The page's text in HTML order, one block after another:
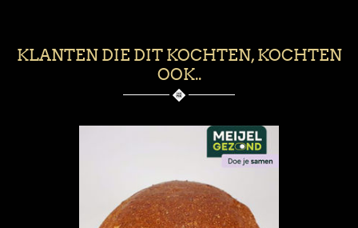
KLANTEN DIE DIT KOCHTEN, KOCHTEN
OOK..